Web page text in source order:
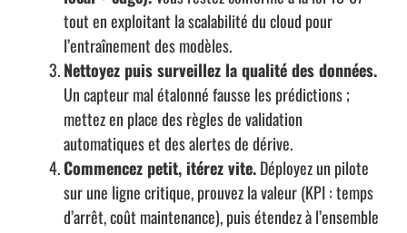
tout en exploitant la scalabilité du cloud pour
l’entraînement des modèles.
Nettoyez puis surveillez la qualité des données.
Un capteur mal étalonné fausse les prédictions ;
mettez en place des règles de validation
automatiques et des alertes de dérive.
Commencez petit, itérez vite.Déployez un pilote
sur une ligne critique, prouvez la valeur (KPI : temps
d’arrêt, coût maintenance), puis étendez à l’ensemble